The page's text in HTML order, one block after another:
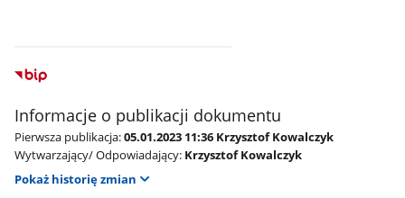
Informacje o publikacji dokumentu
Pierwsza publikacja:05.01.2023 11:36 Krzysztof Kowalczyk
Wytwarzający/ Odpowiadający: Krzysztof Kowalczyk
Pokaż historię zmian